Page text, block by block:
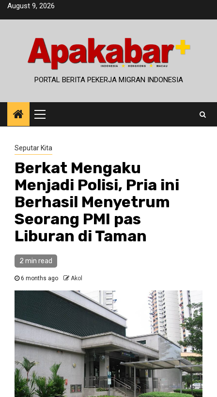
SkipAugust 9, 2026
PORTAL BERITA PEKERJA MIGRAN INDONESIA
Primary
Menu
Seputar Kita
Berkat Mengaku
Menjadi Polisi, Pria ini
Berhasil Menyetrum
Seorang PMI pas
Liburan di Taman
2 min read
6 months ago Akol